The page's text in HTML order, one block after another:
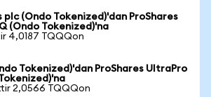
plc (Ondo Tokenized)'dan ProShares
(Ondo Tokenized)'na
4,0187 TQQQon
Tokenized)'dan ProShares UltraPro
2,0566 TQQQon